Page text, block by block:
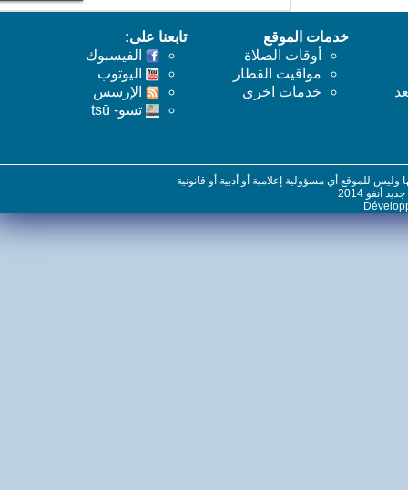
خدمات الموقع
أوقات الصلاة
مواقيت القطار
خدمات اخرى
تابعنا على:
الفيسبوك
اليوتوب
اﻹرسس
تسو- tsū
للموقع أي مسؤولية إعلامية أو أدبية أو قانونية
2014